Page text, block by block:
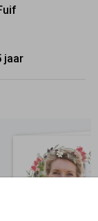
jaar